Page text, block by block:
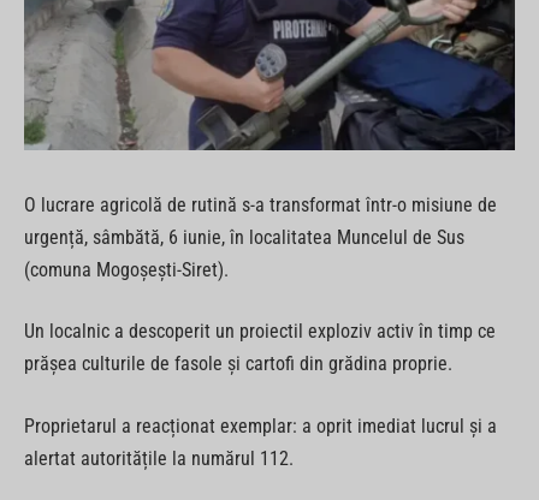
O lucrare agricolă de rutină s-a transformat într-o misiune de
urgență, sâmbătă, 6 iunie, în localitatea Muncelul de Sus
(comuna Mogoșești-Siret).
Un localnic a descoperit un proiectil exploziv activ în timp ce
prășea culturile de fasole și cartofi din grădina proprie.
Proprietarul a reacționat exemplar: a oprit imediat lucrul și a
alertat autoritățile la numărul 112.